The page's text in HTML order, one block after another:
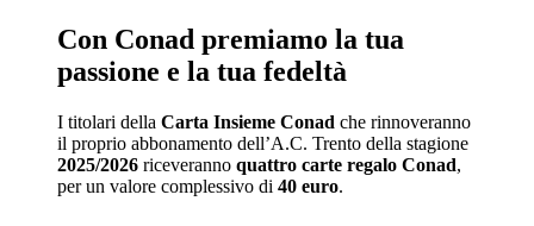
Con Conad premiamo la tua
passione e la tua fedeltà
I titolari della Carta Insieme Conad che rinnoveranno
il proprio abbonamento dell’A.C. Trento della stagione
2025/2026 riceveranno quattro carte regalo Conad,
per un valore complessivo di 40 euro.